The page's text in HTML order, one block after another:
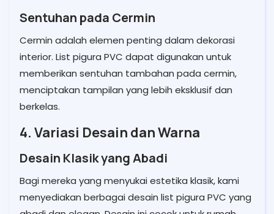
Sentuhan pada Cermin
Cermin adalah elemen penting dalam dekorasi
interior. List pigura PVC dapat digunakan untuk
memberikan sentuhan tambahan pada cermin,
menciptakan tampilan yang lebih eksklusif dan
berkelas.
4. Variasi Desain dan Warna
Desain Klasik yang Abadi
Bagi mereka yang menyukai estetika klasik, kami
menyediakan berbagai desain list pigura PVC yang